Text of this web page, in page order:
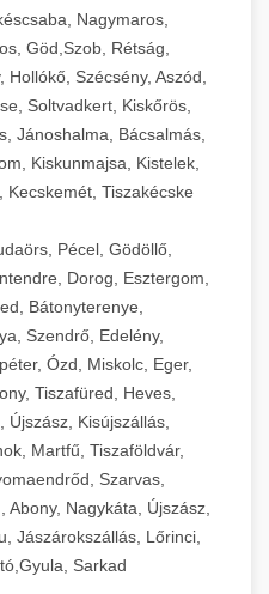
Nagymaros,
Göd,Szob, Rétság,
Hollókő, Szécsény, Aszód,
Soltvadkert, Kiskőrös,
Jánoshalma, Bácsalmás,
Kiskunmajsa, Kistelek,
Kecskemét, Tiszakécske
Pécel, Gödöllő,
Dorog, Esztergom,
Bátonyterenye,
Szendrő, Edelény,
Ózd, Miskolc, Eger,
Tiszafüred, Heves,
Újszász, Kisújszállás,
Martfű, Tiszaföldvár,
Szarvas,
Abony, Nagykáta, Újszász,
Jászárokszállás, Lőrinci,
Sarkad